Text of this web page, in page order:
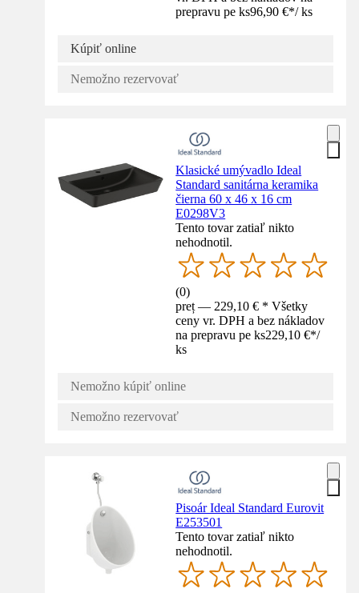
prepravu pe ks96,90 €*/ ks
Kúpiť online
Nemožno rezervovať
Klasické umývadlo Ideal
Standard sanitárna keramika
čierna 60 x 46 x 16 cm
E0298V3
Tento tovar zatiaľ nikto
nehodnotil.
(0)
preț — 229,10 € * Všetky
ceny vr. DPH a bez nákladov
na prepravu pe ks229,10 €*/
ks
Nemožno kúpiť online
Nemožno rezervovať
Pisoár Ideal Standard Eurovit
E253501
Tento tovar zatiaľ nikto
nehodnotil.